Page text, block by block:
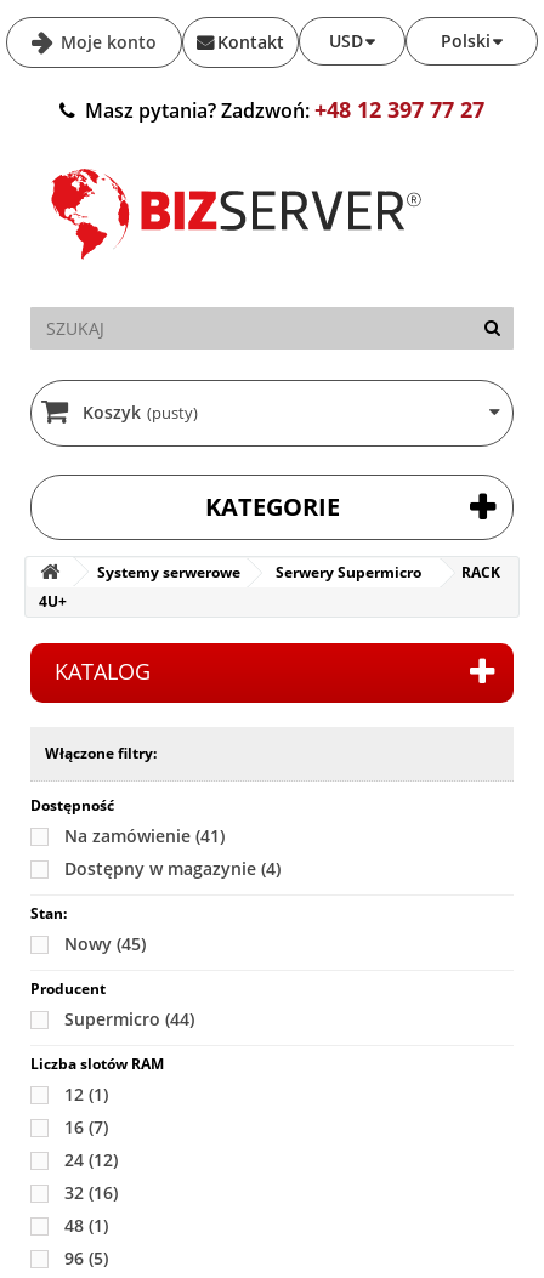
Moje konto Polski
USD
Kontakt
Masz pytania? Zadzwoń:+48 12 397 77 27
Koszyk (pusty)
KATEGORIE
Systemy serwerowe Serwery Supermicro
RACK
4U+
KATALOG
Włączone filtry:
Dostępność
Na zamówienie (41)
Dostępny w magazynie (4)
Stan:
Nowy (45)
Producent
Supermicro (44)
Liczba slotów RAM
12 (1)
16 (7)
24 (12)
32 (16)
48 (1)
96 (5)